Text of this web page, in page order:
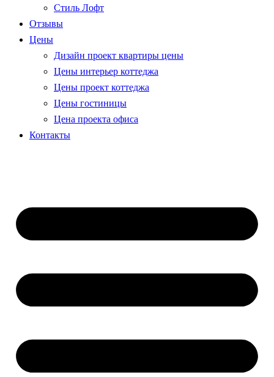
Стиль Лофт
Отзывы
Цены
Дизайн проект квартиры цены
Цены интерьер коттеджа
Цены проект коттеджа
Цены гостиницы
Цена проекта офиса
Контакты